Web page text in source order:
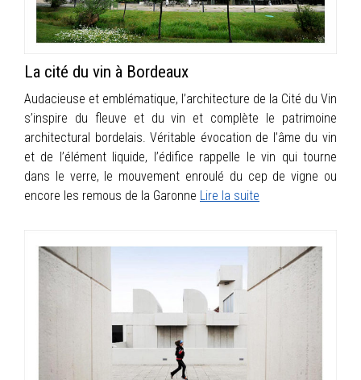
La cité du vin à Bordeaux
Audacieuse et emblématique, l’architecture de la Cité du Vin
s’inspire du fleuve et du vin et complète le patrimoine
architectural bordelais. Véritable évocation de l’âme du vin
et de l’élément liquide, l’édifice rappelle le vin qui tourne
dans le verre, le mouvement enroulé du cep de vigne ou
encore les remous de la Garonne Lire la suite